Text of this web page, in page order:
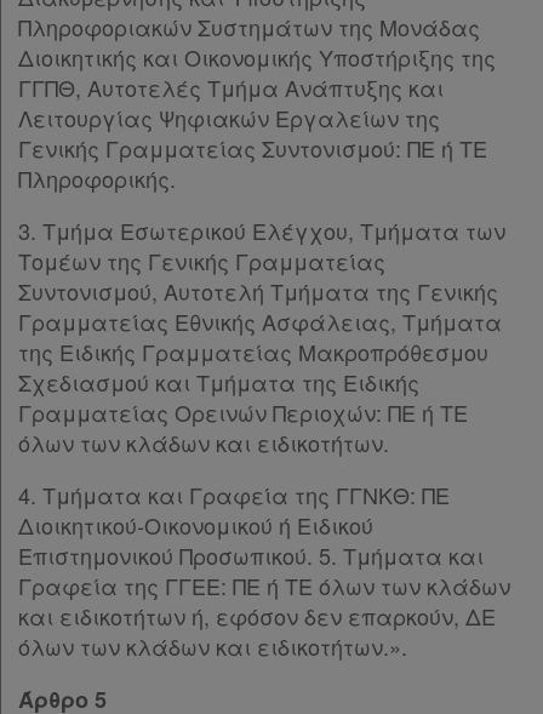
Πληροφοριακών Συστημάτων της Μονάδας
Διοικητικής και Οικονομικής Υποστήριξης της
ΓΓΠΘ, Αυτοτελές Τμήμα Ανάπτυξης και
Λειτουργίας Ψηφιακών Εργαλείων της
Γενικής Γραμματείας Συντονισμού: ΠΕ ή ΤΕ
Πληροφορικής.
3. Τμήμα Εσωτερικού Ελέγχου, Τμήματα των
Τομέων της Γενικής Γραμματείας
Συντονισμού, Αυτοτελή Τμήματα της Γενικής
Γραμματείας Εθνικής Ασφάλειας, Τμήματα
της Ειδικής Γραμματείας Μακροπρόθεσμου
Σχεδιασμού και Τμήματα της Ειδικής
Γραμματείας Ορεινών Περιοχών: ΠΕ ή ΤΕ
όλων των κλάδων και ειδικοτήτων.
4. Τμήματα και Γραφεία της ΓΓΝΚΘ: ΠΕ
Διοικητικού-Οικονομικού ή Ειδικού
Επιστημονικού Προσωπικού. 5. Τμήματα και
Γραφεία της ΓΓΕΕ: ΠΕ ή ΤΕ όλων των κλάδων
και ειδικοτήτων ή, εφόσον δεν επαρκούν, ΔΕ
όλων των κλάδων και ειδικοτήτων.».
Άρθρο 5